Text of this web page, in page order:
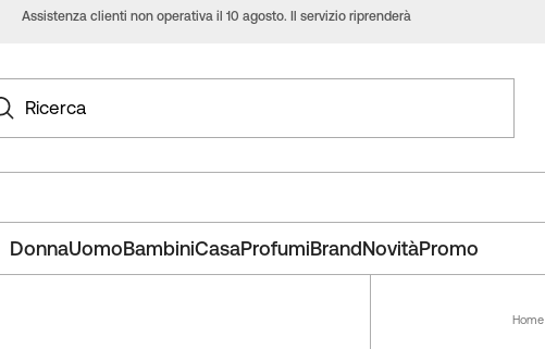
Assistenza clienti non operativa il 10 agosto. Il servizio riprenderà
Ricerca
DonnaUomoBambiniCasaProfumiBrandNovitàPromo
Home